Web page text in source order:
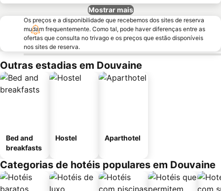
Mostrar mais
Os preços e a disponibilidade que recebemos dos sites de reserva
mudam frequentemente. Como tal, pode haver diferenças entre as
ofertas que consulta no trivago e os preços que estão disponíveis
nos sites de reserva.
Outras estadias em Douvaine
Bed and
breakfasts
Hostel Aparthotel
Categorias de hotéis populares em Douvaine